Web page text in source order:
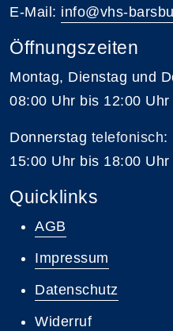
E-Mail: info@vhs-
Öffnungszeiten
Montag, Dienstag und
08:00 Uhr bis 12:00 Uhr
Donnerstag telefonisch:
15:00 Uhr bis 18:00 Uhr
Quicklinks
AGB
Impressum
Datenschutz
Widerruf